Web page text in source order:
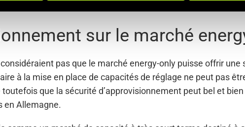
sur le marché
pas que le marché energy-only puisse offrir une
à la mise en place de capacités de réglage ne peut pas
que la sécurité d’approvisionnement peut bel et
en Allemagne.